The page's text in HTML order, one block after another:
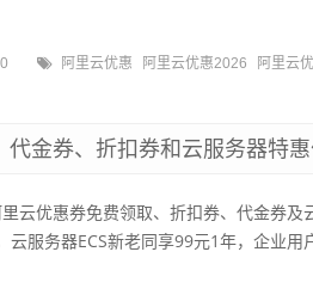
0 阿里云优惠 阿里云优惠2026 阿里云
代金券、折扣券和云服务器特
云优惠券免费领取、折扣券、代金券及
服务器ECS新老同享99元1年，企业用